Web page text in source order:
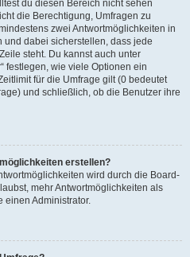
du diesen Bereich nicht sehen
die Berechtigung, Umfragen zu
zwei Antwortmöglichkeiten in
dabei sicherstellen, dass jede
steht. Du kannst auch unter
festlegen, wie viele Optionen ein
für die Umfrage gilt (0 bedeutet
und schließlich, ob die Benutzer ihre
erstellen?
wird durch die Board-
mehr Antwortmöglichkeiten als
einen Administrator.